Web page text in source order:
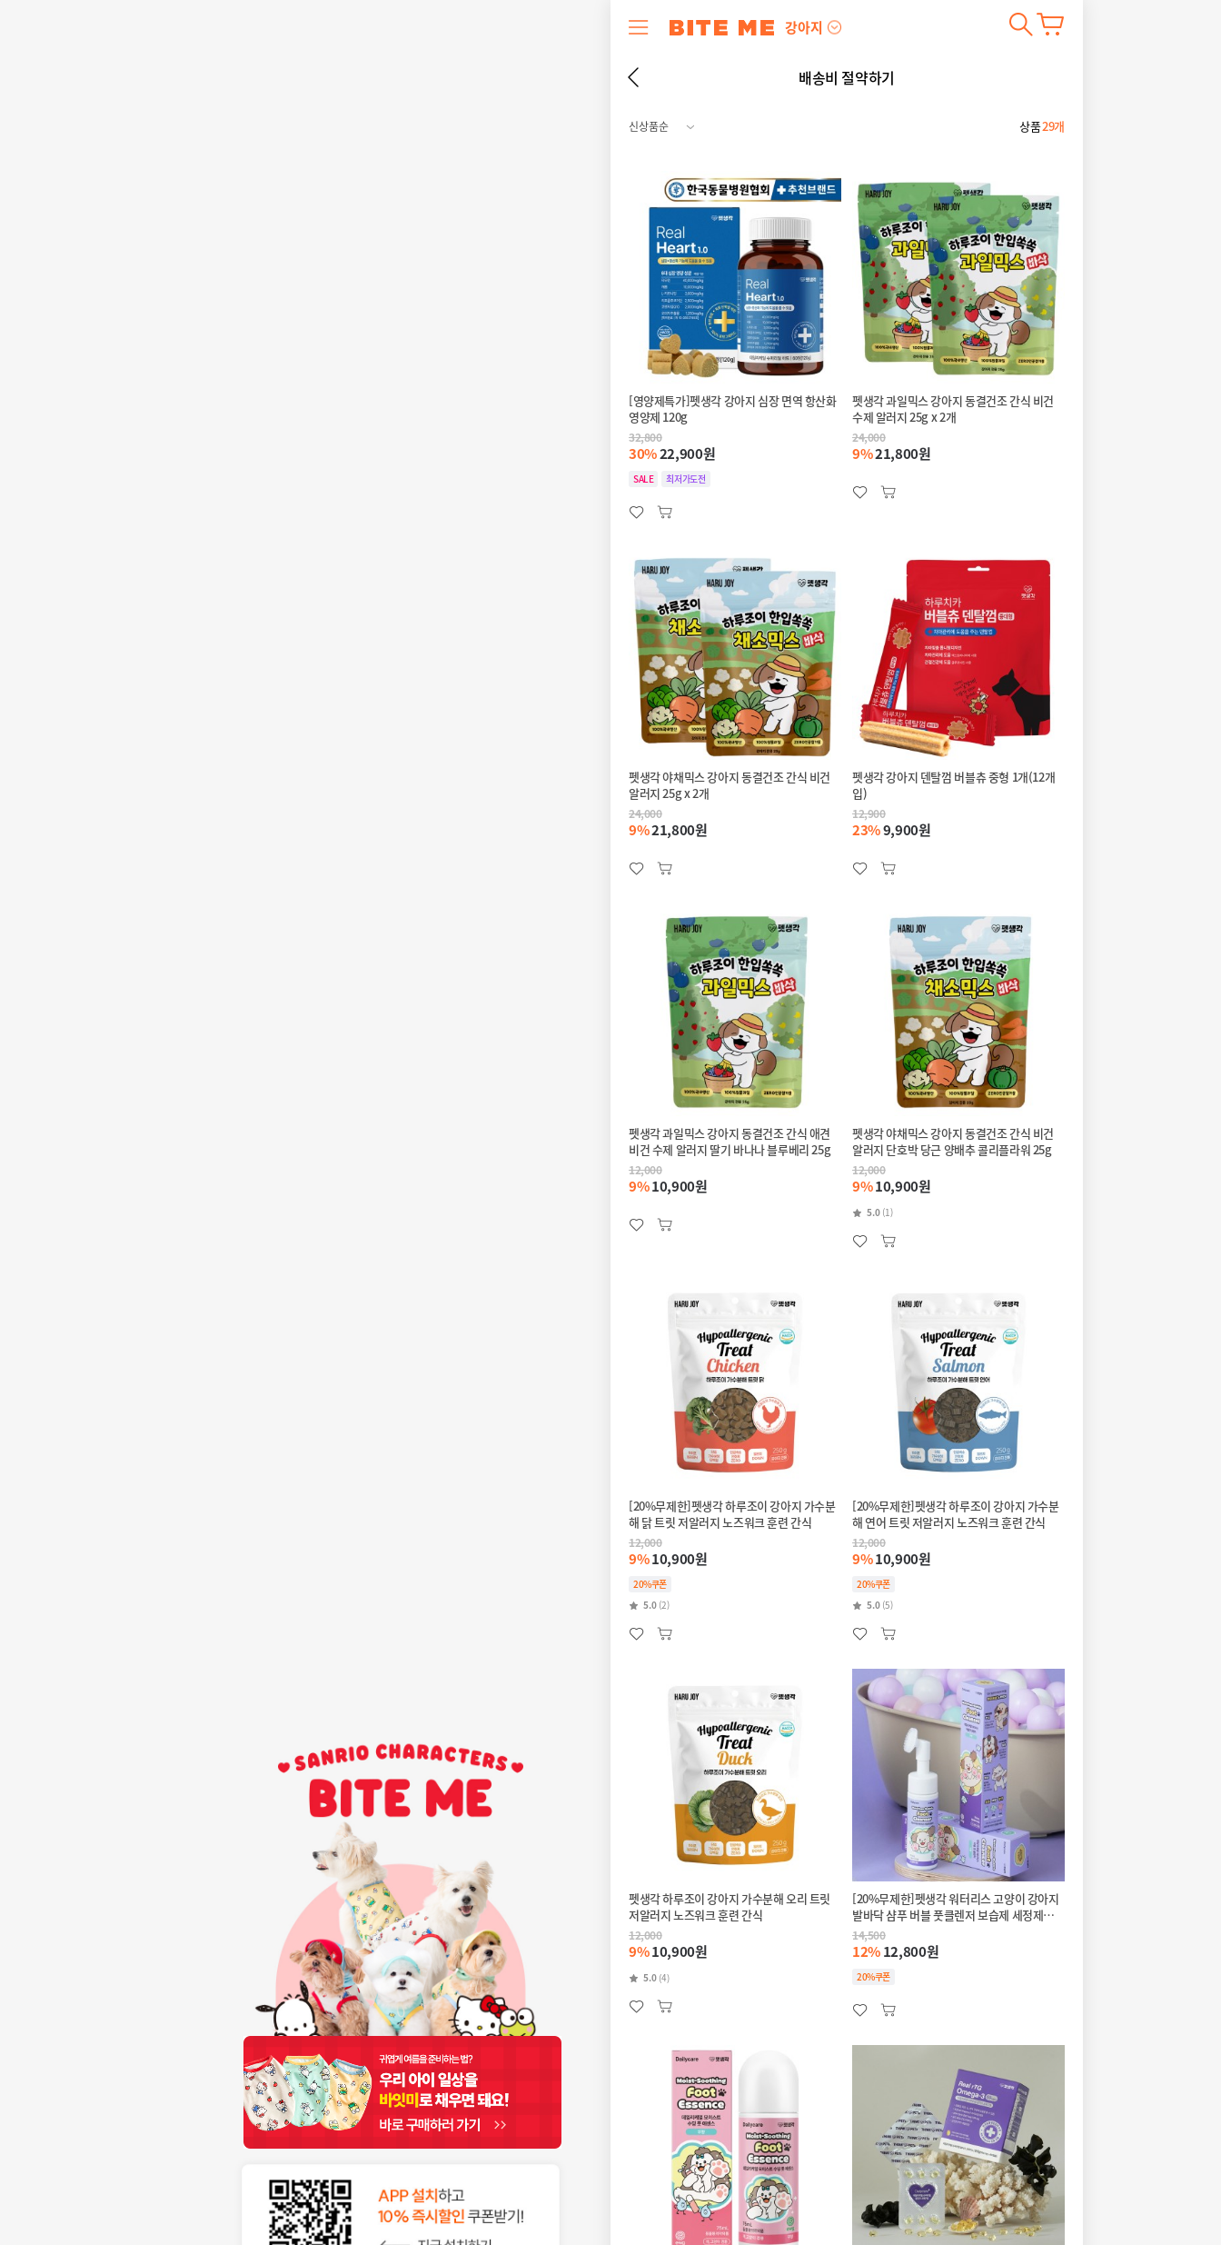
강아지
배송비 절약하기
상품29개
[영양제특가]펫생각 강아지 심장 면역 항산화
영양제 120g
32,800
30%22,900원
SALE 최저가도전
펫생각 과일믹스 강아지 동결건조 간식 비건
수제 알러지 25g x 2개
24,000
9%21,800원
펫생각 야채믹스 강아지 동결건조 간식 비건
알러지 25g x 2개
24,000
9%21,800원
펫생각 강아지 덴탈껌 버블츄 중형 1개(12개
입)
12,900
23%9,900원
펫생각 과일믹스 강아지 동결건조 간식 애견
비건 수제 알러지 딸기 바나나 블루베리 25g
12,000
9%10,900원
펫생각 야채믹스 강아지 동결건조 간식 비건
알러지 단호박 당근 양배추 콜리플라워 25g
12,000
9%10,900원
5.0 (1)
[20%무제한]펫생각 하루조이 강아지 가수분
해 닭 트릿 저알러지 노즈워크 훈련 간식
12,000
9%10,900원
20%쿠폰
5.0 (2)
[20%무제한]펫생각 하루조이 강아지 가수분
해 연어 트릿 저알러지 노즈워크 훈련 간식
12,000
9%10,900원
20%쿠폰
5.0 (5)
펫생각 하루조이 강아지 가수분해 오리 트릿
저알러지 노즈워크 훈련 간식
12,000
9%10,900원
5.0 (4)
[20%무제한]펫생각 워터리스 고양이 강아지
발바닥 샴푸 버블 풋클렌저 보습제 세정제
150ml
14,500
12%12,800원
20%쿠폰